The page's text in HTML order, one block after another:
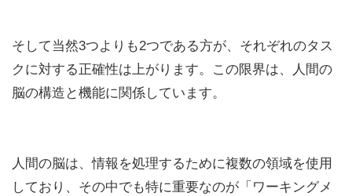
そして当然3つよりも2つである方が、それぞれのタス
クに対する正確性は上がります。この限界は、人間の
脳の構造と機能に関係しています。
人間の脳は、情報を処理するために複数の領域を使用
しており、その中でも特に重要なのが「ワーキングメ